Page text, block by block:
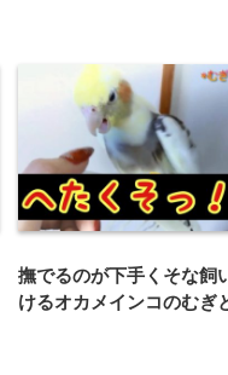
撫でるのが下手くそな飼
けるオカメインコのむぎ